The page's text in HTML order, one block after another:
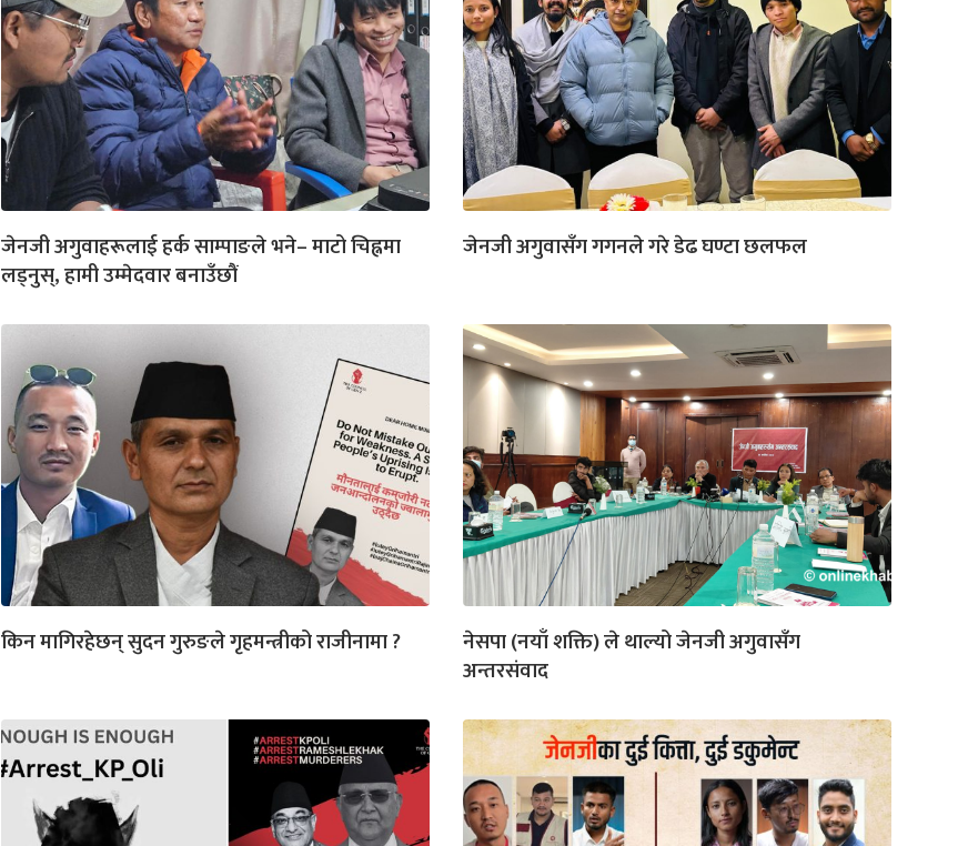
जेनजी अगुवाहरूलाई हर्क साम्पाङले भने– माटो चिह्नमा
लड्नुस्, हामी उम्मेदवार बनाउँछौं
जेनजी अगुवासँग गगनले गरे डेढ घण्टा छलफल
किन मागिरहेछन् सुदन गुरुङले गृहमन्त्रीको राजीनामा ?
नेसपा (नयाँ शक्ति) ले थाल्यो जेनजी अगुवासँग
अन्तरसंवाद